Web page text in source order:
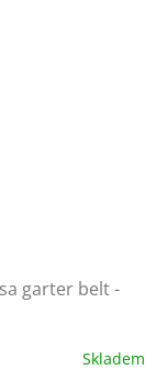
garter belt -
Skladem